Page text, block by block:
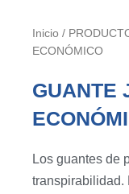
Inicio /
ECONÓMICO
GUANTE
Los guantes de
transpirabilidad.